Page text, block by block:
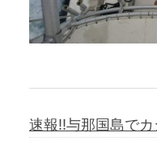
速報‼与那国島で